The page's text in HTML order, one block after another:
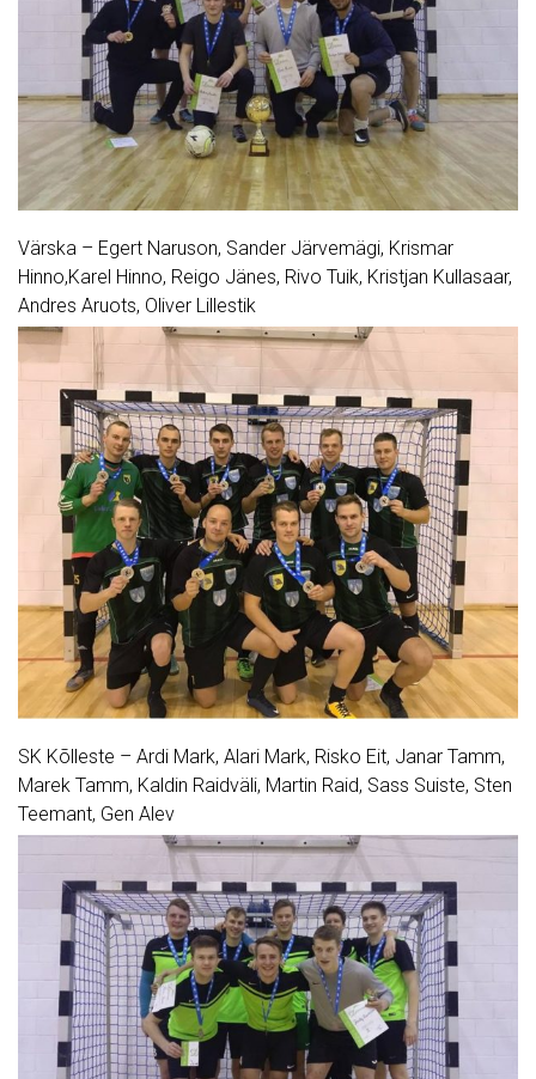
Värska – Egert Naruson, Sander Järvemägi, Krismar
Hinno,Karel Hinno, Reigo Jänes, Rivo Tuik, Kristjan Kullasaar,
Andres Aruots, Oliver Lillestik
SK Kõlleste – Ardi Mark, Alari Mark, Risko Eit, Janar Tamm,
Marek Tamm, Kaldin Raidväli, Martin Raid, Sass Suiste, Sten
Teemant, Gen Alev